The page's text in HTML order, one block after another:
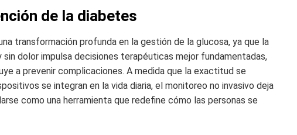
de la diabetes
transformación profunda en la gestión de la glucosa, ya que la
dolor impulsa decisiones terapéuticas mejor fundamentadas,
a prevenir complicaciones. A medida que la exactitud se
se integran en la vida diaria, el monitoreo no invasivo deja
como una herramienta que redefine cómo las personas se